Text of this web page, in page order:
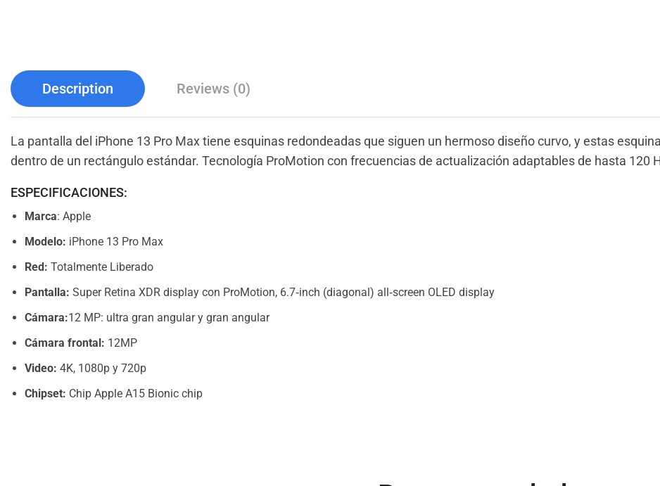
Description Reviews (0)
La pantalla del iPhone 13 Pro Max tiene esquinas redondeadas que siguen un hermoso diseño curvo, y estas
dentro de un rectángulo estándar. Tecnología ProMotion con frecuencias de actualización adaptables de hasta 120
ESPECIFICACIONES:
Marca: Apple
Modelo: iPhone 13 Pro Max
Red: Totalmente Liberado
Pantalla: Super Retina XDR display con ProMotion, 6.7‑inch (diagonal) all‑screen OLED display
Cámara:12 MP: ultra gran angular y gran angular
Cámara frontal: 12MP
Video: 4K, 1080p y 720p
Chipset: Chip Apple A15 Bionic chip